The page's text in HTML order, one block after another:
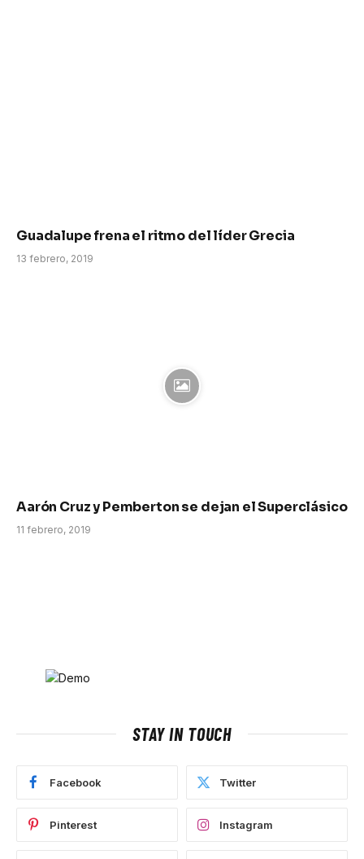
Guadalupe frena el ritmo del líder Grecia
13 febrero, 2019
Aarón Cruz y Pemberton se dejan el Superclásico
11 febrero, 2019
STAY IN TOUCH
Facebook Twitter
Pinterest Instagram